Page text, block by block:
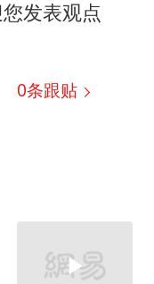
发表观点
0条跟贴